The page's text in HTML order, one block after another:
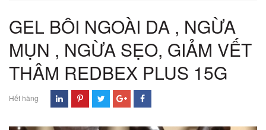
GEL BÔI NGOÀI DA , NGỪA
MỤN , NGỪA SẸO, GIẢM VẾT
THÂM REDBEX PLUS 15G
Hết hàng